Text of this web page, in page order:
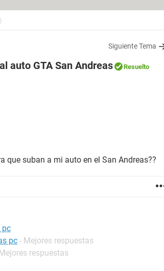
Siguiente Tema
auto GTA San Andreas Resuelto
que suban a mi auto en el San Andreas??
pc
pc - Mejores respuestas
respuestas